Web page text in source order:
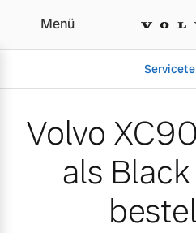
Volvo
Menü
Volvo
als